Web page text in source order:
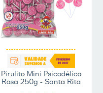
Pirulito Mini Psicodélico
Rosa 250g - Santa Rita